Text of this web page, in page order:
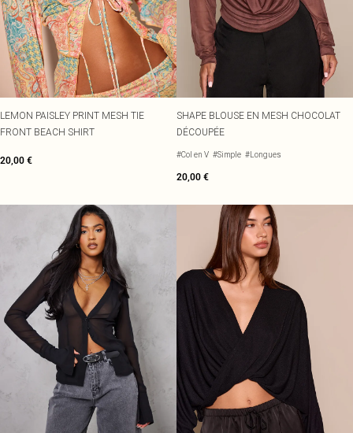
LEMON PAISLEY PRINT MESH TIE
FRONT BEACH SHIRT
20,00 €
SHAPE BLOUSE EN MESH CHOCOLAT
DÉCOUPÉE
#Col en V #Simple #Longues
20,00 €